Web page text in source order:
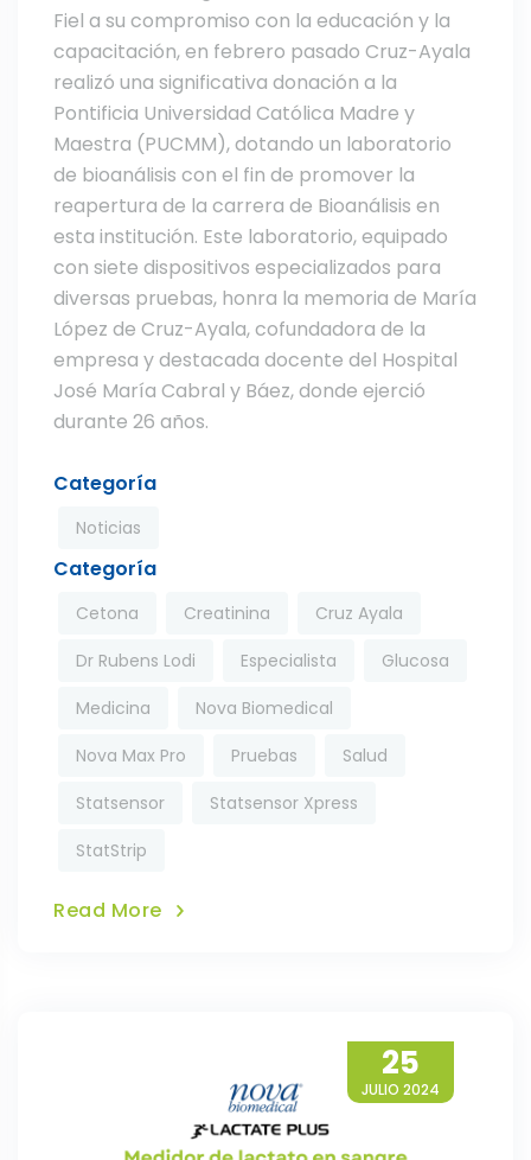
Fiel a su compromiso con la educación y la
capacitación, en febrero pasado Cruz-Ayala
realizó una significativa donación a la
Pontificia Universidad Católica Madre y
Maestra (PUCMM), dotando un laboratorio
de bioanálisis con el fin de promover la
reapertura de la carrera de Bioanálisis en
esta institución. Este laboratorio, equipado
con siete dispositivos especializados para
diversas pruebas, honra la memoria de María
López de Cruz-Ayala, cofundadora de la
empresa y destacada docente del Hospital
José María Cabral y Báez, donde ejerció
durante 26 años.
Categoría
Noticias
Categoría
Cetona Creatinina
Cruz Ayala
Dr Rubens Lodi
Especialista
Glucosa
Medicina
Nova Biomedical
Nova Max Pro
Pruebas
Salud
Statsensor
Statsensor Xpress
StatStrip
Read More
25
JULIO 2024